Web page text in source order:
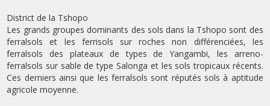
District de la Tshopo
Les grands groupes dominants des sols dans la Tshopo sont des
ferralsols et les ferrisols sur roches non différenciées, les
ferralsols des plateaux de types de Yangambi, les arreno-
ferralsols sur sable de type Salonga et les sols tropicaux récents.
Ces derniers ainsi que les ferralsols sont réputés sols à aptitude
agricole moyenne.